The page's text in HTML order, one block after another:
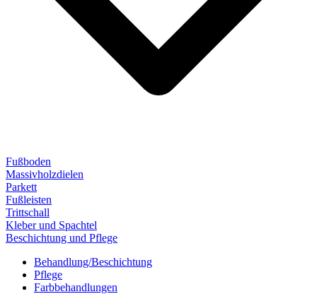
Fußboden
Massivholzdielen
Parkett
Fußleisten
Trittschall
Kleber und Spachtel
Beschichtung und Pflege
Behandlung/Beschichtung
Pflege
Farbbehandlungen